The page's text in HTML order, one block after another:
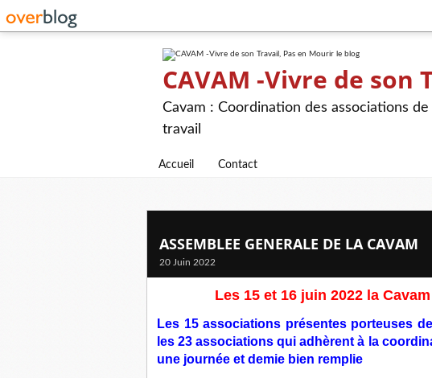
CAVAM -Vivre de
Cavam : Coordination des associations
travail
Accueil Contact
ASSEMBLEE GENERALE DE LA CAVAM
20 Juin 2022
Les 15 et 16 juin 2022 la
Les 15 associations présentes porteuses
les 23 associations qui adhèrent à la
une journée et demie bien remplie